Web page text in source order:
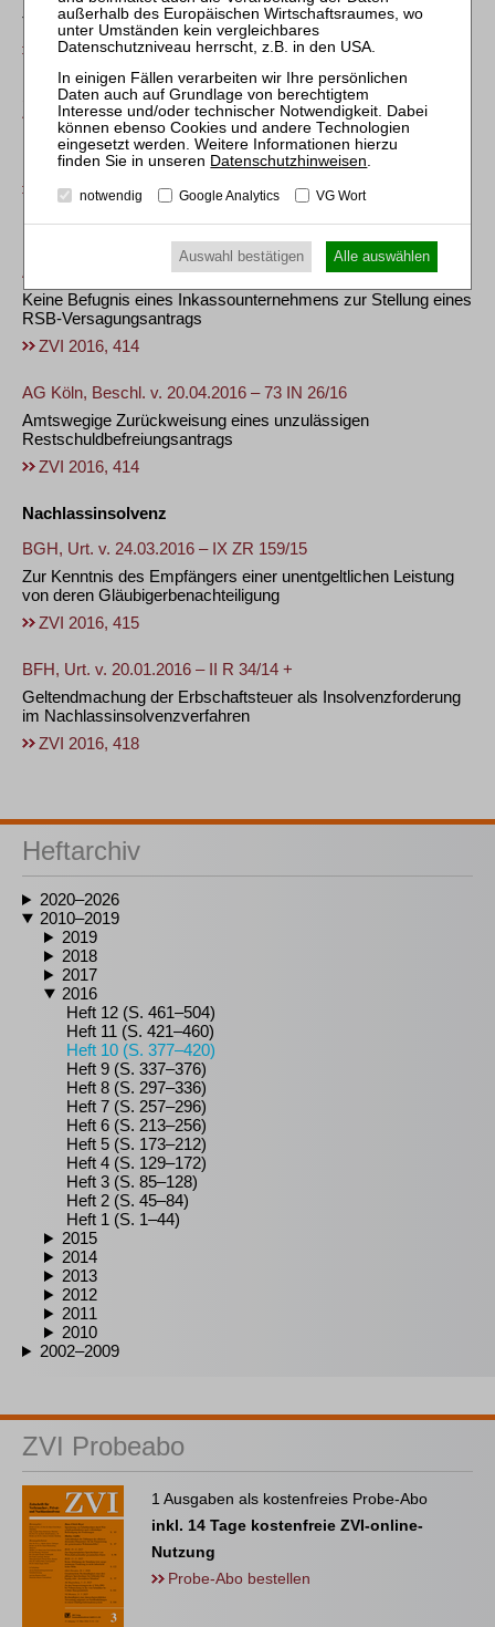
Taxikonzession als Bestandteil der Insolvenzmasse
ZVI 2016, 411
SG Karlsruhe, Gerichtsbescheid v. 21.03.2016 – S 13 P
4166/15
Private Pflegeversicherungsbeiträge kein Bestandteil der
Insolvenzmasse
ZVI 2016, 413
AG Göttingen, Beschl. v. 15.07.2016 – 71 IK 111/10 NOM
Keine Befugnis eines Inkassounternehmens zur Stellung eines
RSB-Versagungsantrags
ZVI 2016, 414
AG Köln, Beschl. v. 20.04.2016 – 73 IN 26/16
Amtswegige Zurückweisung eines unzulässigen
Restschuldbefreiungsantrags
ZVI 2016, 414
Nachlassinsolvenz
BGH, Urt. v. 24.03.2016 – IX ZR 159/15
Zur Kenntnis des Empfängers einer unentgeltlichen Leistung
von deren Gläubigerbenachteiligung
ZVI 2016, 415
BFH, Urt. v. 20.01.2016 – II R 34/14 +
Geltendmachung der Erbschaftsteuer als Insolvenzforderung
im Nachlassinsolvenzverfahren
ZVI 2016, 418
Heftarchiv
2020–2026
2010–2019
2019
2018
2017
2016
Heft 12 (S. 461–504)
Heft 11 (S. 421–460)
Heft 10 (S. 377–420)
Heft 9 (S. 337–376)
Heft 8 (S. 297–336)
Heft 7 (S. 257–296)
Heft 6 (S. 213–256)
Heft 5 (S. 173–212)
Heft 4 (S. 129–172)
Heft 3 (S. 85–128)
Heft 2 (S. 45–84)
Heft 1 (S. 1–44)
2015
2014
2013
2012
2011
2010
2002–2009
ZVI Probeabo
1 Ausgaben als kostenfreies Probe-Abo
inkl. 14 Tage kostenfreie ZVI-online-
Nutzung
Probe-Abo bestellen
Datenschutzhinweisen.
notwendig Google Analytics VG Wort
Auswahl bestätigen Alle auswählen